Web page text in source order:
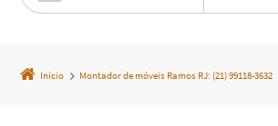
Início Montador de móveis Ramos RJ: (21) 99118-3632